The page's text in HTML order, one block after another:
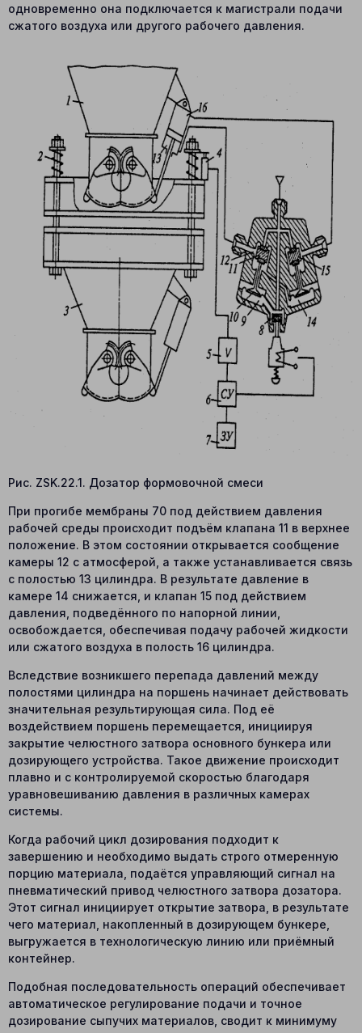
одновременно она подключается к магистрали подачи
сжатого воздуха или другого рабочего давления.
Рис. ZSK.22.1. Дозатор формовочной смеси
При прогибе мембраны 70 под действием давления
рабочей среды происходит подъём клапана 11 в верхнее
положение. В этом состоянии открывается сообщение
камеры 12 с атмосферой, а также устанавливается связь
с полостью 13 цилиндра. В результате давление в
камере 14 снижается, и клапан 15 под действием
давления, подведённого по напорной линии,
освобождается, обеспечивая подачу рабочей жидкости
или сжатого воздуха в полость 16 цилиндра.
Вследствие возникшего перепада давлений между
полостями цилиндра на поршень начинает действовать
значительная результирующая сила. Под её
воздействием поршень перемещается, инициируя
закрытие челюстного затвора основного бункера или
дозирующего устройства. Такое движение происходит
плавно и с контролируемой скоростью благодаря
уравновешиванию давления в различных камерах
системы.
Когда рабочий цикл дозирования подходит к
завершению и необходимо выдать строго отмеренную
порцию материала, подаётся управляющий сигнал на
пневматический привод челюстного затвора дозатора.
Этот сигнал инициирует открытие затвора, в результате
чего материал, накопленный в дозирующем бункере,
выгружается в технологическую линию или приёмный
контейнер.
Подобная последовательность операций обеспечивает
автоматическое регулирование подачи и точное
дозирование сыпучих материалов, сводит к минимуму